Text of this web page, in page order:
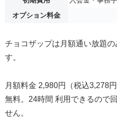
オプション料金
チョコザップは月額通い放題
す。
月額料金 2,980円（税込3,278
無料。24時間 利用できるので
せん。